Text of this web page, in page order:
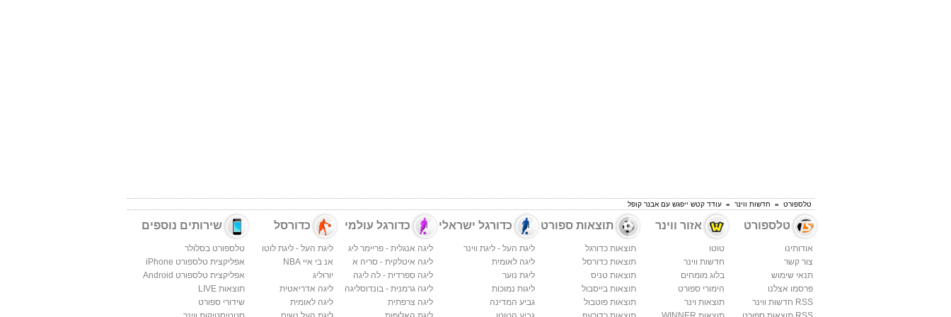
טלספורט » חדשות ווינר » עודד קטש ייפגש עם אבנר קופל
טלספורט
אודותינו
צור קשר
תנאי שימוש
פרסמו אצלנו
RSS חדשות ווינר
אזור ווינר
טוטו
חדשות ווינר
בלוג מומחים
הימורי ספורט
תוצאות וינר
תוצאות ספורט
תוצאות כדורגל
תוצאות כדורסל
תוצאות טניס
תוצאות בייסבול
תוצאות פוטבול
כדורגל ישראלי
ליגת העל - ליגת ווינר
ליגה לאומית
ליגת נוער
ליגות נמוכות
גביע המדינה
כדורגל עולמי
ליגה אנגלית - פריימר ליג
ליגה איטלקית - סריה א
ליגה ספרדית - לה ליגה
ליגה גרמנית - בונדוסליגה
ליגה צרפתית
כדורסל
ליגת העל - ליגת לוטו
אנ בי איי NBA
יורוליג
ליגה אדריאטית
ליגה לאומית
שירותים נוספים
טלספורט בסלולר
אפליקצית טלספורט iPhone
אפליקצית טלספורט Android
תוצאות LIVE
שידורי ספורט